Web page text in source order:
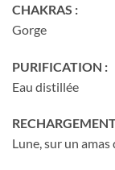
CHAKRAS :
Gorge
PURIFICATION :
Eau distillée
Lune, sur un